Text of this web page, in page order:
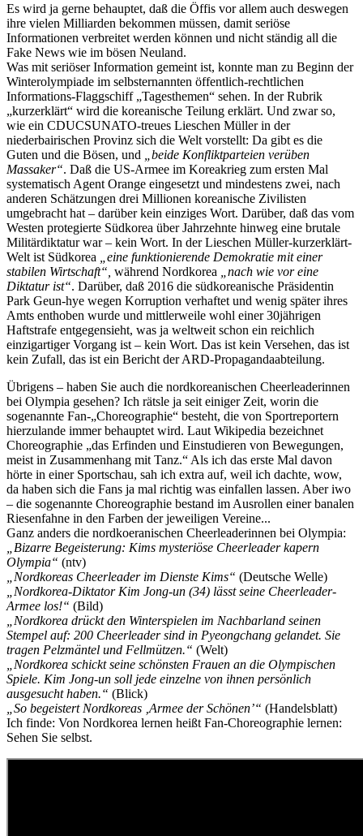
Es wird ja gerne behauptet, daß die Öffis vor allem auch deswegen
ihre vielen Milliarden bekommen müssen, damit seriöse
Informationen verbreitet werden können und nicht ständig all die
Fake News wie im bösen Neuland.
Was mit seriöser Information gemeint ist, konnte man zu Beginn der
Winterolympiade im selbsternannten öffentlich-rechtlichen
Informations-Flaggschiff „Tagesthemen“ sehen. In der Rubrik
„kurzerklärt“ wird die koreanische Teilung erklärt. Und zwar so,
wie ein CDUCSUNATO-treues Lieschen Müller in der
niederbairischen Provinz sich die Welt vorstellt: Da gibt es die
Guten und die Bösen, und
„beide Konfliktparteien verüben
Massaker“. Daß die US-Armee im Koreakrieg zum ersten Mal
systematisch Agent Orange eingesetzt und mindestens zwei, nach
anderen Schätzungen drei Millionen koreanische Zivilisten
umgebracht hat – darüber kein einziges Wort. Darüber, daß das vom
Westen protegierte Südkorea über Jahrzehnte hinweg eine brutale
Militärdiktatur war – kein Wort. In der Lieschen Müller-kurzerklärt-
Welt ist Südkorea
„eine funktionierende Demokratie mit einer
stabilen Wirtschaft“, während Nordkorea
„nach wie vor eine
Diktatur ist“. Darüber, daß 2016 die südkoreanische Präsidentin
Park Geun-hye wegen Korruption verhaftet und wenig später ihres
Amts enthoben wurde und mittlerweile wohl einer 30jährigen
Haftstrafe entgegensieht, was ja weltweit schon ein reichlich
einzigartiger Vorgang ist – kein Wort. Das ist kein Versehen, das ist
kein Zufall, das ist ein Bericht der ARD-Propagandaabteilung.
Übrigens – haben Sie auch die nordkoreanischen Cheerleaderinnen
bei Olympia gesehen? Ich rätsle ja seit einiger Zeit, worin die
sogenannte Fan-„Choreographie“ besteht, die von Sportreportern
hierzulande immer behauptet wird. Laut Wikipedia bezeichnet
Choreographie „das Erfinden und Einstudieren von Bewegungen,
meist in Zusammenhang mit Tanz.“ Als ich das erste Mal davon
hörte in einer Sportschau, sah ich extra auf, weil ich dachte, wow,
da haben sich die Fans ja mal richtig was einfallen lassen. Aber iwo
– die sogenannte Choreographie bestand im Ausrollen einer banalen
Riesenfahne in den Farben der jeweiligen Vereine...
Ganz anders die nordkoeranischen Cheerleaderinnen bei Olympia:
„Bizarre Begeisterung: Kims mysteriöse Cheerleader kapern
Olympia“ (ntv)
„Nordkoreas Cheerleader im Dienste Kims“ (Deutsche Welle)
„Nordkorea-Diktator Kim Jong-un (34) lässt seine Cheerleader-
Armee los!“ (Bild)
„Nordkorea drückt den Winterspielen im Nachbarland seinen
Stempel auf: 200 Cheerleader sind in Pyeongchang gelandet. Sie
tragen Pelzmäntel und Fellmützen.“ (Welt)
„Nordkorea schickt seine schönsten Frauen an die Olympischen
Spiele. Kim Jong-un soll jede einzelne von ihnen persönlich
ausgesucht haben.“ (Blick)
„So begeistert Nordkoreas ‚Armee der Schönen’“ (Handelsblatt)
Ich finde: Von Nordkorea lernen heißt Fan-Choreographie lernen:
Sehen Sie selbst.